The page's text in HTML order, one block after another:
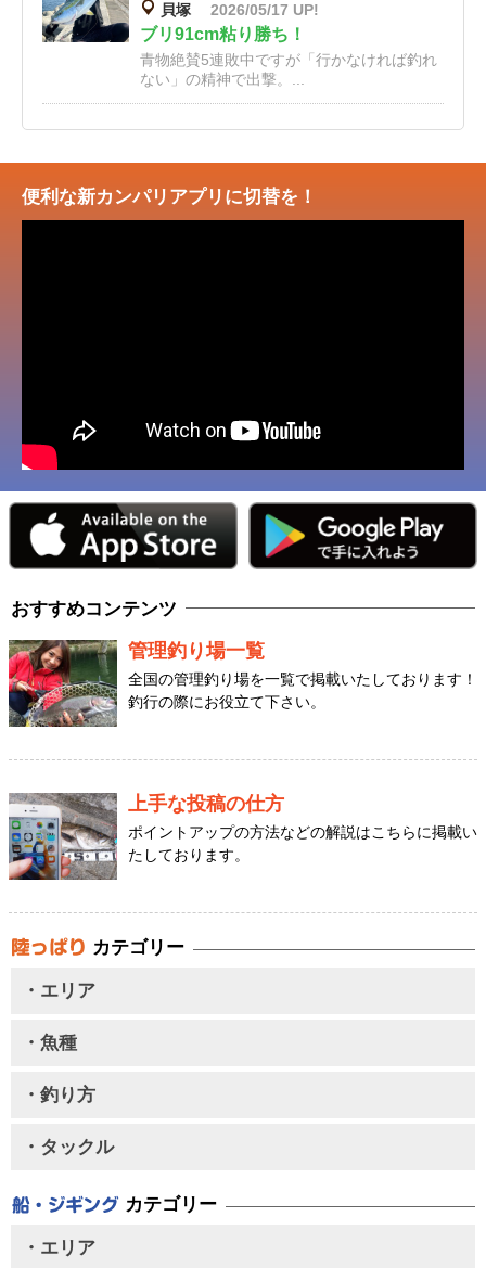
貝塚 2026/05/17 UP!
ブリ91cm粘り勝ち！
青物絶賛5連敗中ですが「行かなければ釣れ
ない」の精神で出撃。...
便利な新カンパリアプリに切替を！
おすすめコンテンツ
管理釣り場一覧
全国の管理釣り場を一覧で掲載いたしております！
釣行の際にお役立て下さい。
上手な投稿の仕方
ポイントアップの方法などの解説はこちらに掲載い
たしております。
カテゴリー
・エリア
・魚種
・釣り方
・タックル
カテゴリー
・エリア